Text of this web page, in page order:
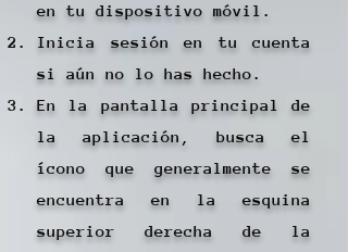
en tu dispositivo móvil.
Inicia sesión en tu cuenta
si aún no lo has hecho.
En la pantalla principal de
la aplicación, busca el
ícono que generalmente se
encuentra en la esquina
superior derecha de la